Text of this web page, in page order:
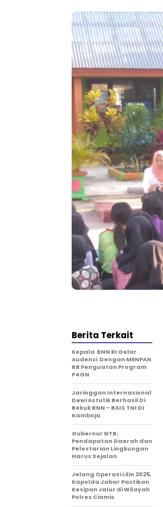
Berita Terkait
Kepala BNN RI Gelar
Audensi Dengan MENPAN
RB Penguatan Program
P4GN
Jaringgan Internasional
Dewi Astutik Berhasil Di
Bekuk BNN – BAIS TNI Di
Kamboja
Gubernur NTB;
Pendapatan Daerah dan
Pelestarian Lingkungan
Harus Sejalan
Jelang Operasi Lilin 2025,
Kapolda Jabar Pastikan
Kesipan Jalur di Wilayah
Polres Ciamis